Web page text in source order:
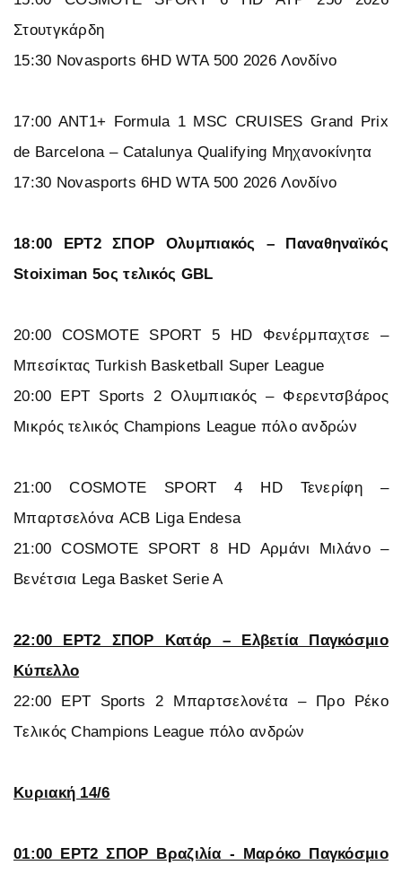
Στουτγκάρδη
15:30 Novasports 6HD WTA 500 2026 Λονδίνο
17:00 ΑΝΤ1+ Formula 1 MSC CRUISES Grand Prix
de Barcelona – Catalunya Qualifying Μηχανοκίνητα
17:30 Novasports 6HD WTA 500 2026 Λονδίνο
18:00 ΕΡΤ2 ΣΠΟΡ Ολυμπιακός – Παναθηναϊκός
Stoiximan 5ος τελικός GBL
20:00 COSMOTE SPORT 5 HD Φενέρμπαχτσε –
Μπεσίκτας Turkish Basketball Super League
20:00 ΕΡΤ Sports 2 Ολυμπιακός – Φερεντσβάρος
Μικρός τελικός Champions League πόλο ανδρών
21:00 COSMOTE SPORT 4 HD Τενερίφη –
Μπαρτσελόνα ACB Liga Endesa
21:00 COSMOTE SPORT 8 HD Αρμάνι Μιλάνο –
Βενέτσια Lega Basket Serie A
22:00 ΕΡΤ2 ΣΠΟΡ Κατάρ – Ελβετία Παγκόσμιο
Κύπελλο
22:00 ΕΡΤ Sports 2 Μπαρτσελονέτα – Προ Ρέκο
Tελικός Champions League πόλο ανδρών
Κυριακή 14/6
01:00 ΕΡΤ2 ΣΠΟΡ Βραζιλία - Μαρόκο Παγκόσμιο